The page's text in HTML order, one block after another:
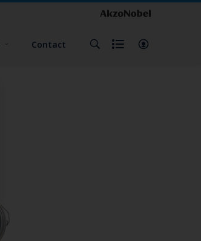
Contact